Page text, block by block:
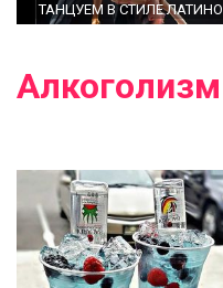
ТАНЦУЕМ В СТИЛЕ ЛАТИНО
Алкоголизм